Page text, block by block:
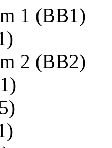
1 (BB1)
2 (BB2)